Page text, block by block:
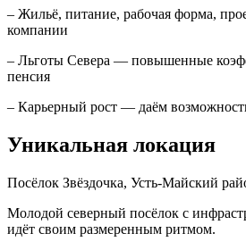
– Жильё, питание, рабочая форма,
компании
– Льготы Севера — повышенные
пенсия
– Карьерный рост — даём
Уникальная локация
Посёлок Звёздочка, Усть-Майский
Молодой северный посёлок с
идёт своим размеренным ритмом.